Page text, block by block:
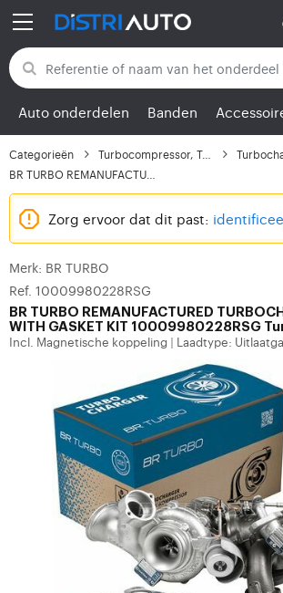
Terug naar categorieën
Auto onderdelen Banden
Categorieën Turbocompressor, Turbo
Zorg ervoor dat dit past:
Merk: BR TURBO
Ref. 10009980228RSG
BR TURBO REMANUFACTURED
WITH GASKET KIT 10009980228RSG
Incl. Magnetische koppeling Laadtype: